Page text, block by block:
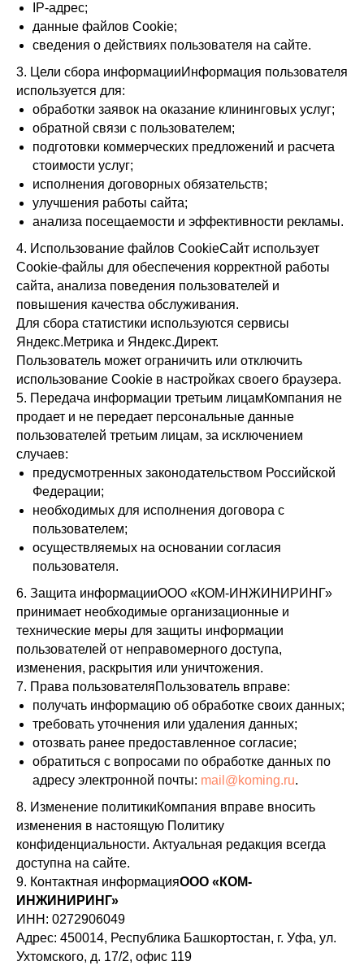
IP-адрес;
данные файлов Cookie;
сведения о действиях пользователя на сайте.
3. Цели сбора информацииИнформация пользователя
используется для:
обработки заявок на оказание клининговых услуг;
обратной связи с пользователем;
подготовки коммерческих предложений и расчета
стоимости услуг;
исполнения договорных обязательств;
улучшения работы сайта;
анализа посещаемости и эффективности рекламы.
4. Использование файлов CookieСайт использует
Cookie-файлы для обеспечения корректной работы
сайта, анализа поведения пользователей и
повышения качества обслуживания.
Для сбора статистики используются сервисы
Яндекс.Метрика и Яндекс.Директ.
Пользователь может ограничить или отключить
использование Cookie в настройках своего браузера.
5. Передача информации третьим лицамКомпания не
продает и не передает персональные данные
пользователей третьим лицам, за исключением
случаев:
предусмотренных законодательством Российской
Федерации;
необходимых для исполнения договора с
пользователем;
осуществляемых на основании согласия
пользователя.
6. Защита информацииООО «КОМ-ИНЖИНИРИНГ»
принимает необходимые организационные и
технические меры для защиты информации
пользователей от неправомерного доступа,
изменения, раскрытия или уничтожения.
7. Права пользователяПользователь вправе:
получать информацию об обработке своих данных;
требовать уточнения или удаления данных;
отозвать ранее предоставленное согласие;
обратиться с вопросами по обработке данных по
адресу электронной почты: mail@koming.ru.
8. Изменение политикиКомпания вправе вносить
изменения в настоящую Политику
конфиденциальности. Актуальная редакция всегда
доступна на сайте.
9. Контактная информацияООО «КОМ-
ИНЖИНИРИНГ»
ИНН: 0272906049
Адрес: 450014, Республика Башкортостан, г. Уфа, ул.
Ухтомского, д. 17/2, офис 119